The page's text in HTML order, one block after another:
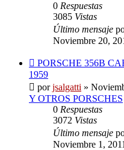
0 Respuestas
3085 Vistas
Último mensaje
Noviembre 20,
Nuevo
mensaje
PORSCHE 356B
1959
porjsalgatti »
Y OTROS PORSCHES
0 Respuestas
3072 Vistas
Último mensaje
Noviembre 1,